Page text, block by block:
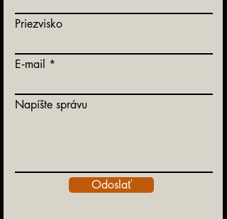
Priezvisko
E‑mail
Napíšte správu
Odoslať